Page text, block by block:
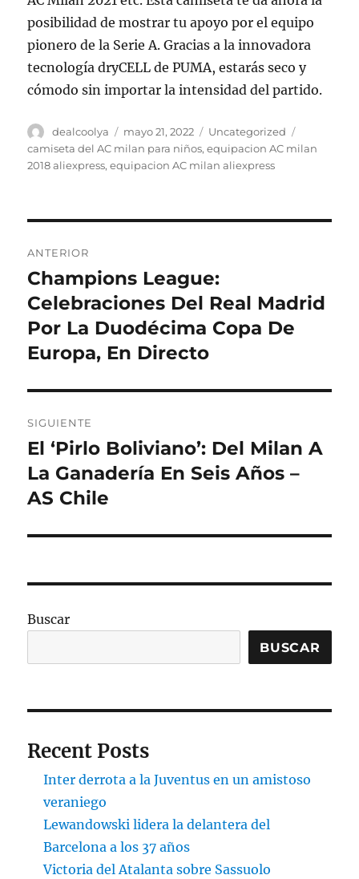
posibilidad de mostrar tu apoyo por el equipo
pionero de la Serie A. Gracias a la innovadora
tecnología dryCELL de PUMA, estarás seco y
cómodo sin importar la intensidad del partido.
Autor
dealcoolya
Publicado
el
mayo 21, 2022 Categorías
Uncategorized
camiseta del AC milan para niños,equipacion AC milan
2018 aliexpress,equipacion AC milan aliexpress
de
entradas
ANTERIOR
Entrada
anterior:
Champions League:
Celebraciones Del Real Madrid
Por La Duodécima Copa De
Europa, En Directo
SIGUIENTE
Entrada
siguiente:
El ‘Pirlo Boliviano’: Del Milan A
La Ganadería En Seis Años –
AS Chile
Buscar
BUSCAR
Recent Posts
Inter derrota a la Juventus en un amistoso
veraniego
Lewandowski lidera la delantera del
Barcelona a los 37 años
Victoria del Atalanta sobre Sassuolo